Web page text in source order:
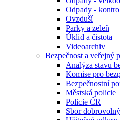
Odpady -
Ovzduší
Parky a zeleň
Úklid a čistota
Videoarchiv
Bezpečnost a veřejný
Analýza stavu
Komise pro
Bezpečnostní
Městská policie
Policie ČR
Sbor